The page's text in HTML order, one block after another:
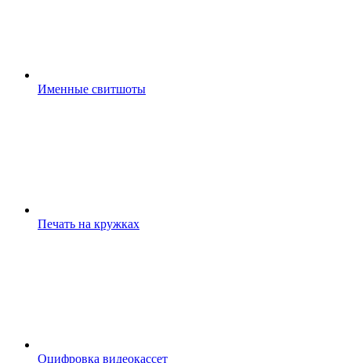
Именные свитшоты
Печать на кружках
Оцифровка видеокассет